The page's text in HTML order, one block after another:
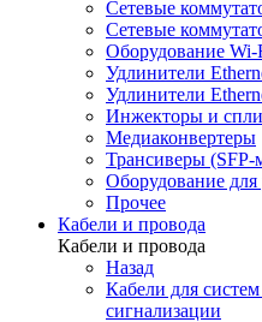
Сетевые
Сетевые
Оборудование Wi-
Удлинители
Удлинители
Инжекторы и
Медиаконвертеры
Трансиверы (SFP-
Оборудование для
Прочее
Кабели и провода
Кабели и провода
Назад
Кабели для
сигнализации